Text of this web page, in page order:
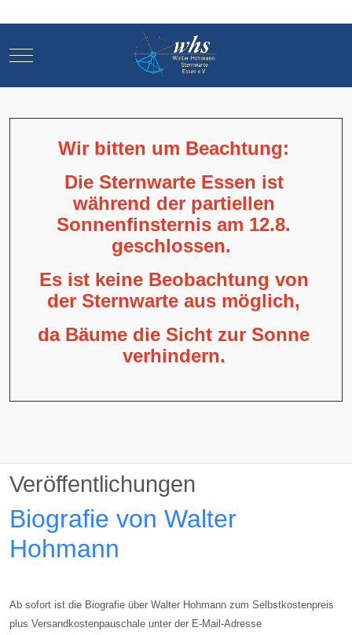
Mobile Menu Toggle
Wir bitten um Beachtung:
Die Sternwarte Essen ist
während der partiellen
Sonnenfinsternis am 12.8.
geschlossen.
Es ist keine Beobachtung von
der Sternwarte aus möglich,
da Bäume die Sicht zur Sonne
verhindern.
Veröffentlichungen
Biografie von Walter
Hohmann
Ab sofort ist die Biografie über Walter Hohmann zum Selbstkostenpreis
plus Versandkostenpauschale unter der E-Mail-Adresse